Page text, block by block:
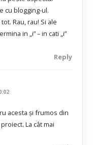
cu blogging-ul.
Rau, rau! Si ale
in „i” – in cati „i”
Reply
acesta și frumos din
La cât mai